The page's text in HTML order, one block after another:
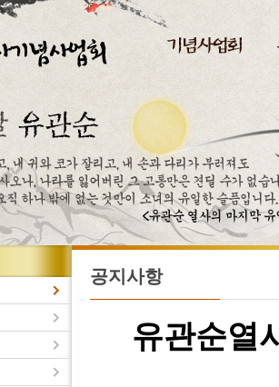
공지사항
유관순열